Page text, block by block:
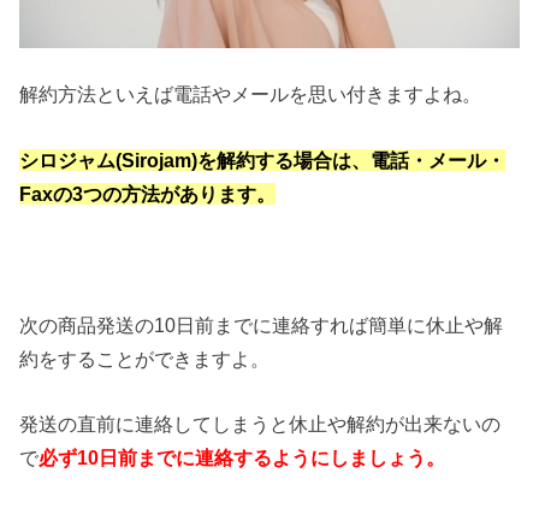
解約方法といえば電話やメールを思い付きますよね。
シロジャム(Sirojam)を解約する場合は、電話・メール・
Faxの3つの方法があります。
次の商品発送の10日前までに連絡すれば簡単に休止や解
約をすることができますよ。
発送の直前に連絡してしまうと休止や解約が出来ないの
で必ず10日前までに連絡するようにしましょう。